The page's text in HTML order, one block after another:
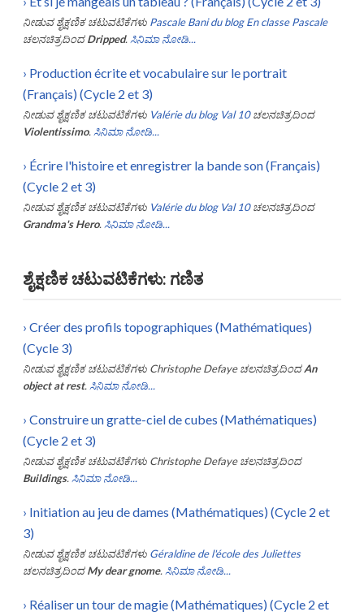
ನೀಡುವ ಶೈಕ್ಷಣಿಕ ಚಟುವಟಿಕೆಗಳು Pascale Bani du blog En classe Pascale
ಚಲನಚಿತ್ರದಿಂದ Dripped. ಸಿನಿಮಾ ನೋಡಿ...
› Production écrite et vocabulaire sur le portrait
(Français) (Cycle 2 et 3)
ನೀಡುವ ಶೈಕ್ಷಣಿಕ ಚಟುವಟಿಕೆಗಳು Valérie du blog Val 10 ಚಲನಚಿತ್ರದಿಂದ
Violentissimo. ಸಿನಿಮಾ ನೋಡಿ...
› Écrire l'histoire et enregistrer la bande son (Français)
(Cycle 2 et 3)
ನೀಡುವ ಶೈಕ್ಷಣಿಕ ಚಟುವಟಿಕೆಗಳು Valérie du blog Val 10 ಚಲನಚಿತ್ರದಿಂದ
Grandma's Hero. ಸಿನಿಮಾ ನೋಡಿ...
ಶೈಕ್ಷಣಿಕ ಚಟುವಟಿಕೆಗಳು: ಗಣಿತ
› Créer des profils topographiques (Mathématiques)
(Cycle 3)
ನೀಡುವ ಶೈಕ್ಷಣಿಕ ಚಟುವಟಿಕೆಗಳು Christophe Defaye ಚಲನಚಿತ್ರದಿಂದ An
object at rest. ಸಿನಿಮಾ ನೋಡಿ...
› Construire un gratte-ciel de cubes (Mathématiques)
(Cycle 2 et 3)
ನೀಡುವ ಶೈಕ್ಷಣಿಕ ಚಟುವಟಿಕೆಗಳು Christophe Defaye ಚಲನಚಿತ್ರದಿಂದ
Buildings. ಸಿನಿಮಾ ನೋಡಿ...
› Initiation au jeu de dames (Mathématiques) (Cycle 2 et
3)
ನೀಡುವ ಶೈಕ್ಷಣಿಕ ಚಟುವಟಿಕೆಗಳು Géraldine de l'école des Juliettes
ಚಲನಚಿತ್ರದಿಂದ My dear gnome. ಸಿನಿಮಾ ನೋಡಿ...
› Réaliser un tour de magie (Mathématiques) (Cycle 2 et